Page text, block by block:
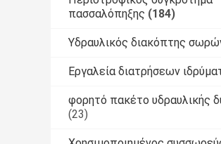
πασσαλόπηξης (184)
Υδραυλικός διακόπτης
Εργαλεία διατρήσεων
φορητό πακέτο υδραυλικής
(23)